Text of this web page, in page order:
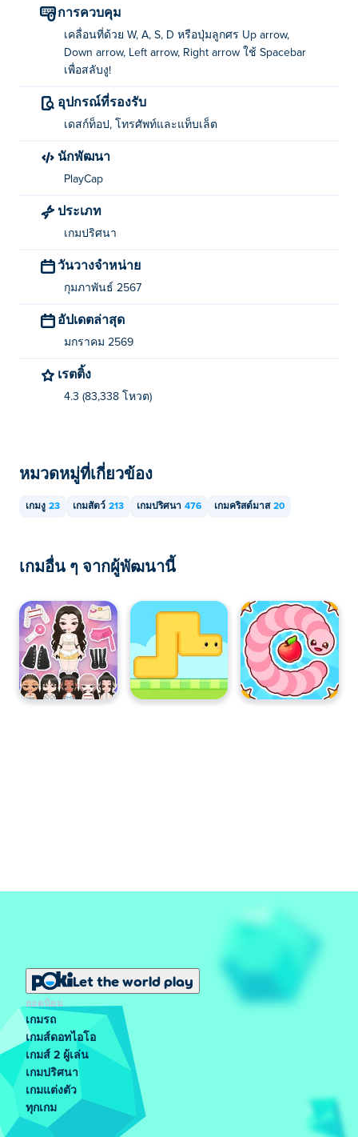
ถ้าติดอยู่ในด่านใดด่านหนึ่ง คุณสามารถขอคำแนะนำที่
เป็นประโยชน์ได้เสมอ! คุณช่วยงูของคุณออกมาและเก็บ
แอปเปิลทั้งหมดได้ไหม?
จะเล่น Snake Solver ได้อย่างไร?
เคลื่อนที่ด้วยปุ่ม W/A/S/D หรือปุ่มลูกศร!
ใครเป็นผู้สร้าง Snake Solver?
Snake Solver สร้างขึ้นโดย PlayCap เล่นเกมอื่นๆ ของพวก
เขาได้ที่ Poki (โปกิ)-
ฉันจะเล่น Snake Solver ได้ฟรีอย่างไร?
ฉันสามารถเล่น Snake Solver บนอุปกรณ์พกพา
สามารถเล่นเกม Snake Solver ได้บนคอมพิวเตอร์และ
การควบคุม
เคลื่อนที่ด้วย W, A, S, D หรือปุ่มลูกศร Up arrow,
Down arrow, Left arrow, Right arrow ใช้ Spacebar
เพื่อสลับงู!
อุปกรณ์ที่รองรับ
เดสก์ท็อป, โทรศัพท์และแท็บเล็ต
นักพัฒนา
PlayCap
ประเภท
เกมปริศนา
วันวางจำหน่าย
กุมภาพันธ์ 2567
อัปเดตล่าสุด
มกราคม 2569
เรตติ้ง
4.3 (83,338 โหวต)
หมวดหมู่ที่เกี่ยวข้อง
เกมงู 23 เกมสัตว์ 213 เกมปริศนา 476 เกมคริสต์มาส 20
เกมอื่น ๆ จากผู้พัฒนานี้
Let the world play
ยอดนิยม
เกมรถ
เกมส์ดอทไอโอ
เกมส์ 2 ผู้เล่น
เกมปริศนา
เกมแต่งตัว
ทุกเกม